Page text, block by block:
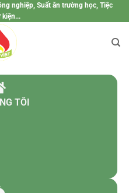
nghiệp, Suất ăn trường học, Tiệc
kiện...
TÔI